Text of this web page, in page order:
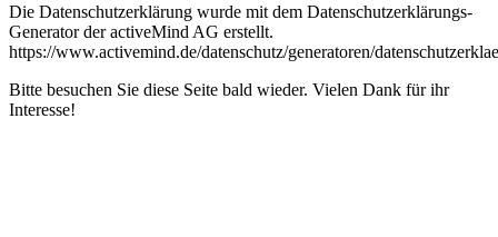
Die Datenschutzerklärung wurde mit dem Datenschutzerklärungs-
Generator der activeMind AG erstellt.
https://www.activemind.de/datenschutz/generatoren/
Bitte besuchen Sie diese Seite bald wieder. Vielen Dank für ihr
Interesse!